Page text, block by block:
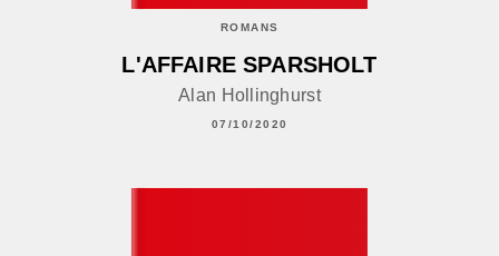
ROMANS
L'AFFAIRE SPARSHOLT
Alan Hollinghurst
07/10/2020